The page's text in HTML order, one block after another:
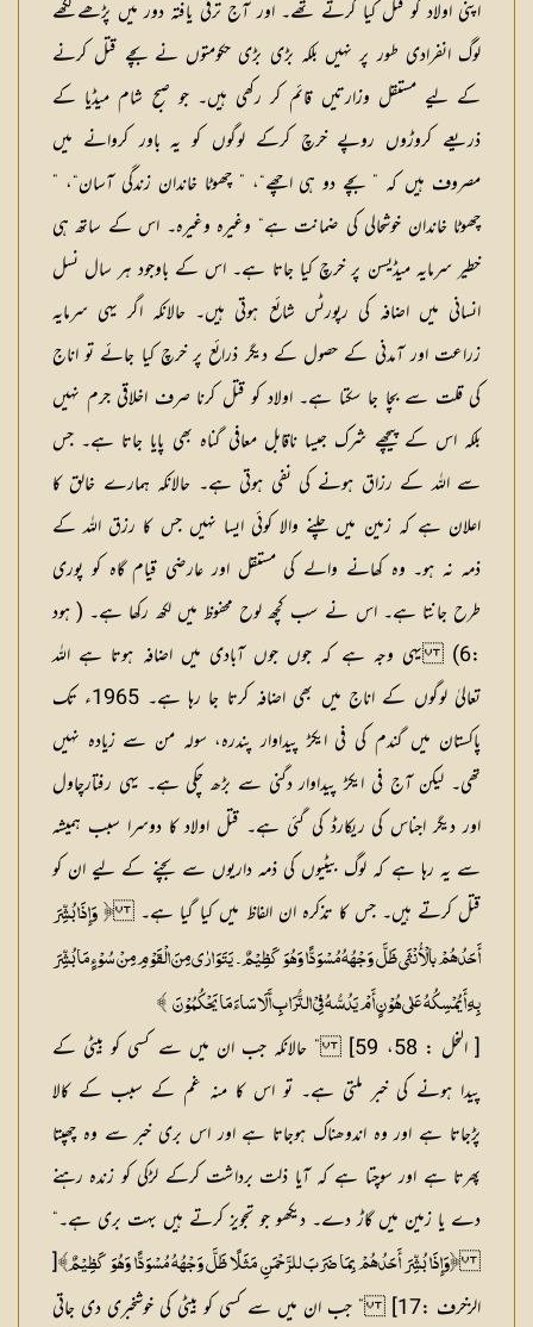
اپنی اولاد کو قتل کیا کرتے تھے۔ اور آج ترقی یافتہ دور میں پڑھے لکھے
لوگ انفرادی طور پر نہیں بلکہ بڑی بڑی حکومتوں نے بچے قتل کرنے
کے لیے مستقل وزارتیں قائم کر رکھی ہیں۔ جو صبح شام میڈیا کے
ذریعے کروڑوں روپے خرچ کرکے لوگوں کو یہ باور کروانے میں
مصروف ہیں کہ ” بچے دو ہی اچھے“، ” چھوٹا خاندان زندگی آسان“، ”
چھوٹا خاندان خوشحالی کی ضمانت ہے“ وغیرہ وغیرہ۔ اس کے ساتھ ہی
خطیر سرمایہ میڈیسن پر خرچ کیا جاتا ہے۔ اس کے باوجود ہر سال نسل
انسانی میں اضافہ کی رپورٹس شائع ہوتی ہیں۔ حالانکہ اگر یہی سرمایہ
زراعت اور آمدنی کے حصول کے دیگر ذرائع پر خرچ کیا جائے تو اناج
کی قلت سے بچا جا سکتا ہے۔ اولاد کو قتل کرنا صرف اخلاقی جرم نہیں
بلکہ اس کے پیچھے شرک جیسا ناقابل معافی گناہ بھی پایا جاتا ہے۔ جس
سے اللہ کے رزاق ہونے کی نفی ہوتی ہے۔ حالانکہ ہمارے خالق کا
اعلان ہے کہ زمین میں چلنے والا کوئی ایسا نہیں جس کا رزق اللہ کے
ذمہ نہ ہو۔ وہ کھانے والے کی مستقل اور عارضی قیام گاہ کو پوری
طرح جانتا ہے۔ اس نے سب کچھ لوح محفوظ میں لکھ رکھا ہے۔ ( ہود
:6) یہی وجہ ہے کہ جوں جوں آبادی میں اضافہ ہوتا ہے اللہ
تعالیٰ لوگوں کے اناج میں بھی اضافہ کرتا جا رہا ہے۔ 1965ء تک
پاکستان میں گندم کی فی ایکڑ پیداوار پندرہ، سولہ من سے زیادہ نہیں
تھی۔ لیکن آج فی ایکڑ پیداوار دگنی سے بڑھ چکی ہے۔ یہی رفتارچاول
اور دیگر اجناس کی ریکارڈ کی گئی ہے۔ قتل اولاد کا دوسرا سبب ہمیشہ
سے یہ رہا ہے کہ لوگ بیٹیوں کی ذمہ داریوں سے بچنے کے لیے ان کو
قتل کرتے ہیں۔ جس کا تذکرہ ان الفاظ میں کیا گیا ہے۔﴿ وَإِذَا بُشِّرَ
أَحَدُہُمْ بالْأُنْثَی ظَلَّ وَجْہُہُ مُسْوَدًّا وَہُوَ کَظِیْمٌ۔ یَتَوَارٰی مِنَ الْقَوْمِ مِنْ سُوْءٍ مَا بُشِّرَ
بِہِ أَیُمْسِکُہُ عَلٰی ہُوْنٍ أَمْ یَدُسُّہُ فِیْ التُّرَابِ أَلَا سَاءَ مَا یَحْکُمُوْنَ ﴾
[ النحل : 58، 59] ” حالانکہ جب ان میں سے کسی کو بیٹی کے
پیدا ہونے کی خبر ملتی ہے۔ تو اس کا منہ غم کے سبب کے کالا
پڑجاتا ہے اور وہ اندوھناک ہوجاتا ہے اور اس بری خبر سے وہ چھپتا
پھرتا ہے اور سوچتا ہے کہ آیا ذلت برداشت کرکے لڑکی کو زندہ رہنے
دے یا زمین میں گاڑ دے۔ دیکھو جو تجویز کرتے ہیں بہت بری ہے۔“
﴿وَإِذَا بُشِّرَ أَحَدُہُمْ بِمَا ضَرَبَ للرَّحْمَنِ مَثَلًا ظَلَّ وَجْہُہُ مُسْوَدًّا وَہُوَ کَظِیْمٌ﴾[
الزخرف :17] ” جب ان میں سے کسی کو بیٹی کی خوشخبری دی جاتی